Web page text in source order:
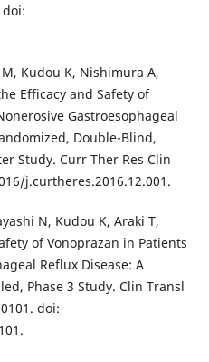
doi:
Kudou K, Nishimura A,
Efficacy and Safety of
Gastroesophageal
Double-Blind,
Study. Curr Ther Res Clin
j.curtheres.2016.12.001.
N, Kudou K, Araki T,
of Vonoprazan in Patients
Reflux Disease: A
Phase 3 Study. Clin Transl
doi: